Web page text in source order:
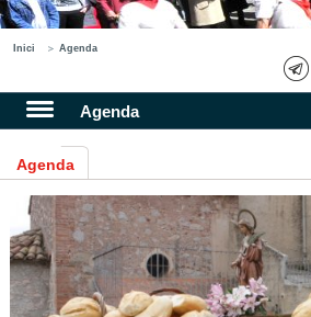
Inici Agenda
Agenda
Agenda